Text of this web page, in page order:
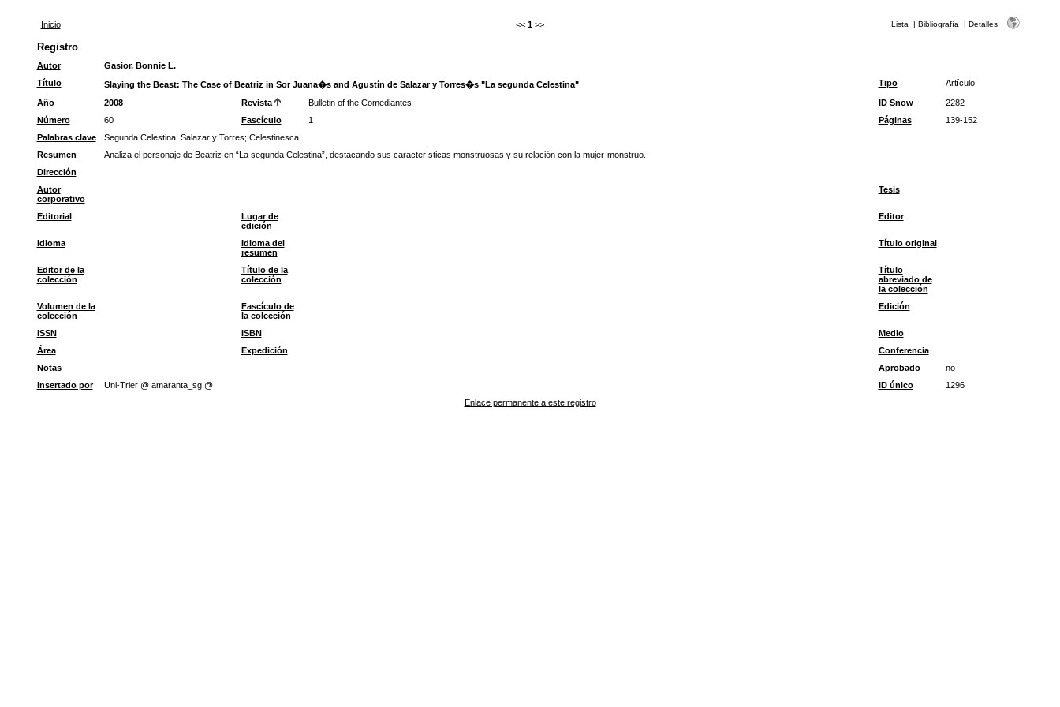
Inicio << 1 >> Lista | Bibliografía | Detalles
Registro
Autor
Gasior, Bonnie L.
Título
Slaying the Beast: The Case of Beatriz in Sor Juana�s and Agustín de Salazar y Torres�s "La segunda Celestina" Tipo Artículo
Año 2008 Revista Bulletin of the Comediantes ID Snow
2282
Número
60 Fascículo 1 Páginas
139-152
Palabras clave
Segunda Celestina; Salazar y Torres; Celestinesca
Resumen
Analiza el personaje de Beatriz en “La segunda Celestina”, destacando sus características monstruosas y su relación con la mujer-monstruo.
Dirección
Autor
corporativo
Tesis
Editorial
Lugar de
edición
Editor
Idioma
Idioma del
resumen
Título original
Editor de la
colección
Título de la
colección
Título
abreviado de
la colección
Volumen de la
colección
Fascículo de
la colección
Edición
ISSN ISBN
Medio
Área
Expedición
Conferencia
Notas
Aprobado
no
Insertado por
Uni-Trier @ amaranta_sg @ ID único
1296
Enlace permanente a este registro